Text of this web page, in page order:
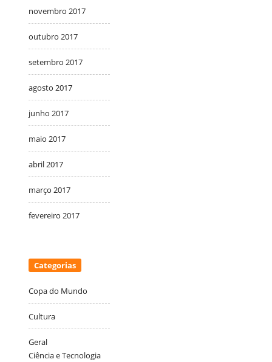
novembro 2017
outubro 2017
setembro 2017
agosto 2017
junho 2017
maio 2017
abril 2017
março 2017
fevereiro 2017
Categorias
Copa do Mundo
Cultura
Geral
Ciência e Tecnologia